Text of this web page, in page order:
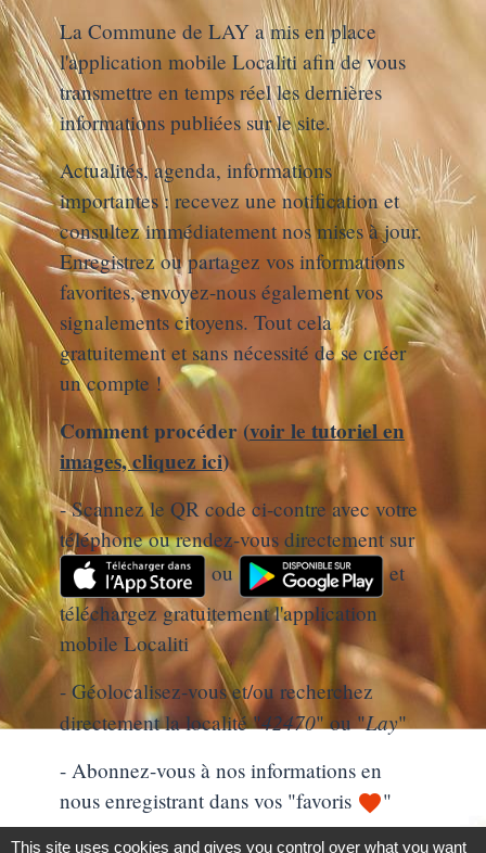
La Commune de LAY a mis en place
l'application mobile Localiti afin de vous
transmettre en temps réel les dernières
informations publiées sur le site.
Actualités, agenda, informations
importantes : recevez une notification et
consultez immédiatement nos mises à jour.
Enregistrez ou partagez vos informations
favorites, envoyez-nous également vos
signalements citoyens. Tout cela
gratuitement et sans nécessité de se créer
un compte !
Comment procéder (voir le tutoriel en
images, cliquez ici)
- Scannez le QR code ci-contre avec votre
téléphone ou rendez-vous directement sur
ou
et
téléchargez gratuitement l'application
mobile Localiti
- Géolocalisez-vous et/ou recherchez
directement la localité "42470" ou "Lay"
- Abonnez-vous à nos informations en
nous enregistrant dans vos "favoris favorite"
This site uses cookies and gives you control over what you want